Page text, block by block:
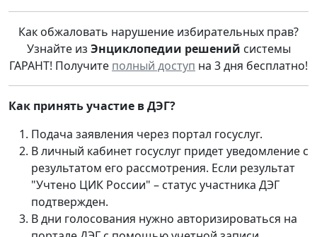
Как обжаловать нарушение избирательных прав?
Узнайте из Энциклопедии решений системы
ГАРАНТ! Получите полный доступ на 3 дня бесплатно!
Как принять участие в ДЭГ?
Подача заявления через портал госуслуг.
В личный кабинет госуслуг придет уведомление с
результатом его рассмотрения. Если результат
"Учтено ЦИК России" – статус участника ДЭГ
подтвержден.
В дни голосования нужно авторизироваться на